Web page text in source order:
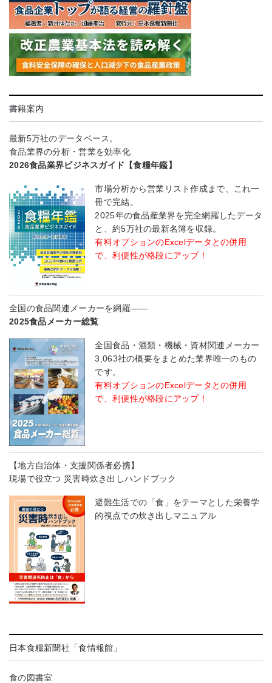
書籍案内
最新5万社のデータベース。
食品業界の分析・営業を効率化
2026食品業界ビジネスガイド【食糧年鑑】
市場分析から営業リスト作成まで、これ一
冊で完結。
2025年の食品産業界を完全網羅したデータ
と、約5万社の最新名簿を収録。
有料オプションのExcelデータとの併用
で、利便性が格段にアップ！
全国の食品関連メーカーを網羅――
2025食品メーカー総覧
全国食品・酒類・機械・資材関連メーカー
3,063社の概要をまとめた業界唯一のもの
です。
有料オプションのExcelデータとの併用
で、利便性が格段にアップ！
【地方自治体・支援関係者必携】
現場で役立つ 災害時炊き出しハンドブック
避難生活での「食」をテーマとした栄養学
的視点での炊き出しマニュアル
日本食糧新聞社「食情報館」
食の図書室